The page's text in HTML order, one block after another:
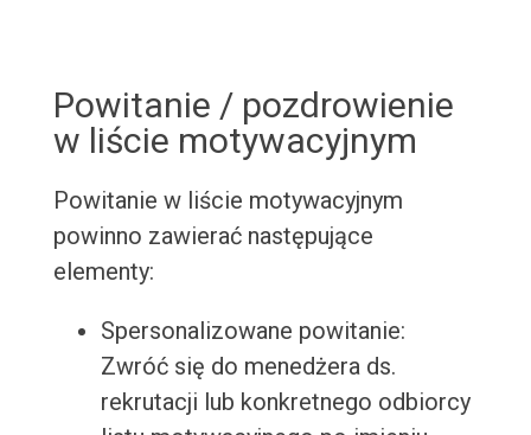
Powitanie / pozdrowienie
w liście motywacyjnym
Powitanie w liście motywacyjnym
powinno zawierać następujące
elementy:
Spersonalizowane powitanie:
Zwróć się do menedżera ds.
rekrutacji lub konkretnego odbiorcy